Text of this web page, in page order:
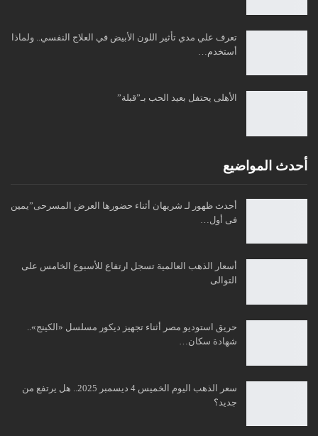
تعرف علي مدي تأثير اللون الأبيض في العلاج النفسي.. ولماذا
أستخدم…
الأهلى يحتفل بعيد الحب بـ”قبلة”
أحدث المواضيع
أحدث ظهور لـ شريهان أثناء حضورها العرض المسرحى”يمين
فى أول…
أسعار الذهب العالمية تسجل ارتفاع للأسبوع الخامس على
التوالى
حريق استوديو مصر أثناء تجهيز ديكور مسلسل «الكينج»..
شهادة سكان…
سعر الذهب اليوم الخميس 4 ديسمبر 2025.. هل يرتفع من
جديد؟